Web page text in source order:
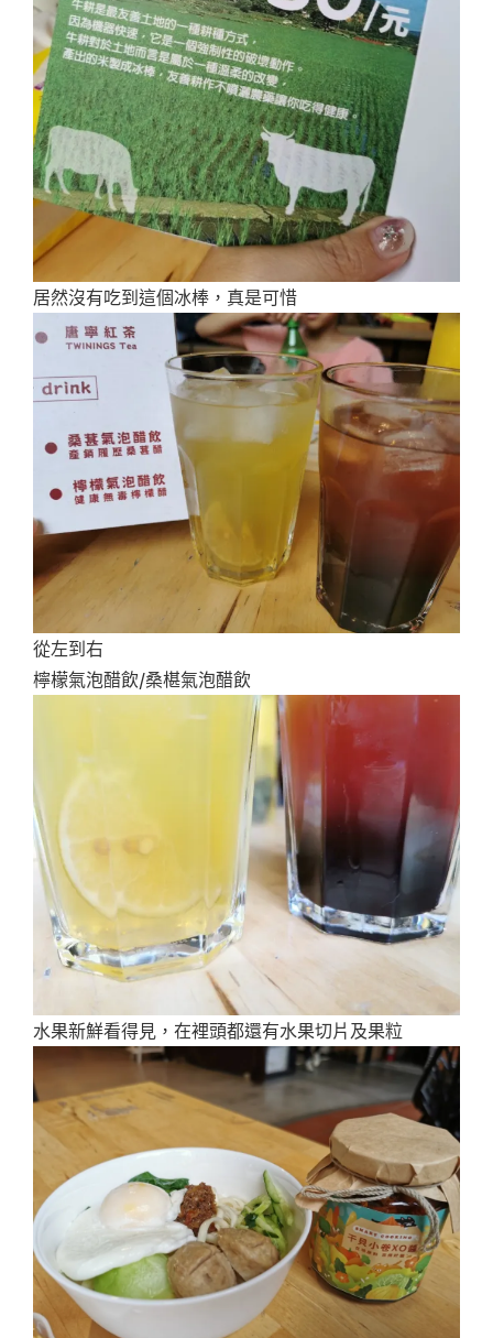
居然沒有吃到這個冰棒，真是可惜
從左到右
檸檬氣泡醋飲/桑椹氣泡醋飲
水果新鮮看得見，在裡頭都還有水果切片及果粒